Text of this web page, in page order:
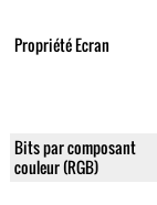
Propriété Ecran
Bits par composant
couleur (RGB)